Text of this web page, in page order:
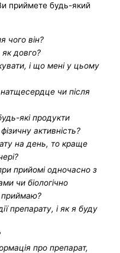
приймете будь-який
чого він?
як довго?
і що мені у цьому
чи після
які продукти
активність?
на день, то краще
ері?
прийоміодночасно з
чи біологічно
препарату, і як я буду
про препарат,